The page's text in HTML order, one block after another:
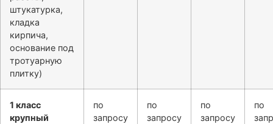
штукатурка,
кладка
кирпича,
основание под
тротуарную
плитку)
1 класс
крупный
по
запросу
по
запросу
по
запросу
по